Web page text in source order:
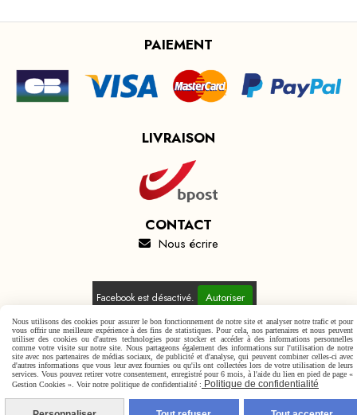
PAIEMENT
LIVRAISON
CONTACT
 Nous écrire
Facebook est désactivé. Autoriser
Mentions Légales
Conditions générales de vente
Politique de confidentialité
Gestion cookies Mon Compte
Nous utilisons des cookies pour assurer le bon fonctionnement de notre site et analyser notre trafic et pour
vous offrir une meilleure expérience à des fins de statistiques. Pour cela, nos partenaires et nous peuvent
utiliser des cookies ou d'autres technologies pour stocker et accéder à des informations personnelles
comme votre visite sur notre site. Nous partageons également des informations sur l'utilisation de notre
site avec nos partenaires de médias sociaux, de publicité et d'analyse, qui peuvent combiner celles-ci avec
d'autres informations que vous leur avez fournies ou qu'ils ont collectées lors de votre utilisation de leurs
services. Vous pouvez retirer votre consentement, enregistré pour 6 mois, à l'aide du lien en pied de page «
Gestion Cookies ». Voir notre politique de confidentialité : Politique de confidentialité